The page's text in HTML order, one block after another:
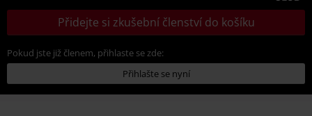
Přidejte si zkušební členství do košíku
Pokud jste již členem, přihlaste se zde:
Přihlašte se nyní